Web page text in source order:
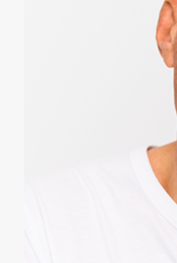
באמצע מול
קלה ואינה
מעלה . התאורה